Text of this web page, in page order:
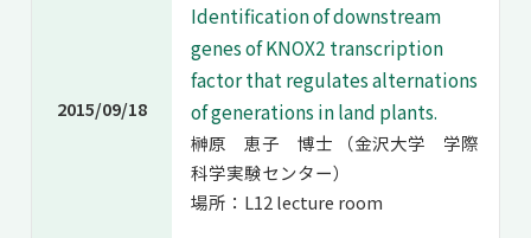
2015/09/18
Identification of downstream
genes of KNOX2 transcription
factor that regulates alternations
of generations in land plants.
榊原 恵子 博士 （金沢大学 学際
科学実験センター）
場所：L12 lecture room